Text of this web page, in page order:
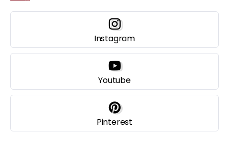
Instagram
Youtube
Pinterest